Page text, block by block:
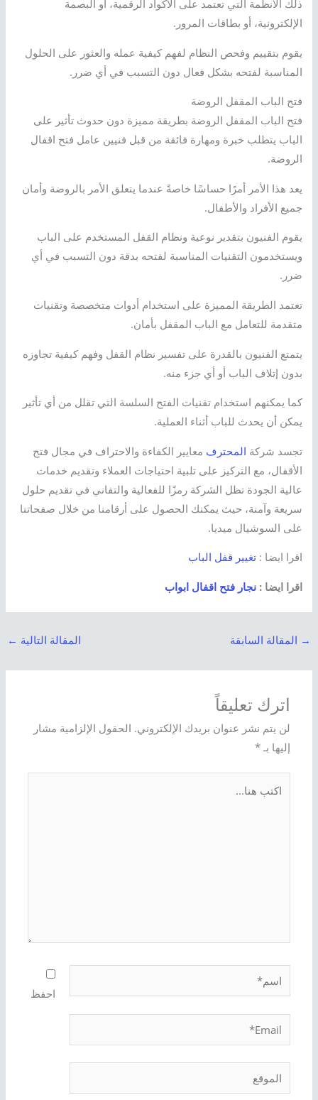
ذلك الأنظمة التي تعتمد على الأكواد الرقمية، أو البصمة
الإلكترونية، أو بطاقات المرور.
يقوم بتقييم وفحص النظام لفهم كيفية عمله والعثور على الحلول
المناسبة لفتحه بشكل فعال دون التسبب في أي ضرر.
فتح الباب المقفل الروضة
فتح الباب المقفل الروضة بطريقة مميزة دون حدوث تأثير على
الباب يتطلب خبرة ومهارة فائقة من قبل فنيين عامل فتح اقفال
الروضة.
يعد هذا الأمر أمرًا حساسًا خاصةً عندما يتعلق الأمر بالروضة وأمان
جميع الأفراد والأطفال.
يقوم الفنيون بتقدير نوعية ونظام القفل المستخدم على الباب
ويستخدمون التقنيات المناسبة لفتحه بدقة دون التسبب في أي
ضرر.
تعتمد الطريقة المميزة على استخدام أدوات متخصصة وتقنيات
متقدمة للتعامل مع الباب المقفل بأمان.
يتمتع الفنيون بالقدرة على تفسير نظام القفل وفهم كيفية تجاوزه
بدون إتلاف الباب أو أي جزء منه.
كما يمكنهم استخدام تقنيات الفتح السلسة التي تقلل من أي تأثير
يمكن أن يحدث للباب أثناء العملية.
تجسد شركة المحترف معايير الكفاءة والاحتراف في مجال فتح
الأقفال، مع التركيز على تلبية احتياجات العملاء وتقديم خدمات
عالية الجودة تظل الشركة رمزًا للفعالية والتفاني في تقديم حلول
سريعة وآمنة، حيث يمكنك الحصول على أرقامنا من خلال صفحاتنا
على السوشيال ميديا.
اقرا ايضا :تغيير قفل الباب
اقرا ايضا :نجار فتح اقفال ابواب
→ المقالة السابقة المقالة التالية ←
اترك تعليقاً
لن يتم نشر عنوان بريدك الإلكتروني. الحقول الإلزامية مشار
إليها بـ*
اسم*
Email*
الموقع
احفظ